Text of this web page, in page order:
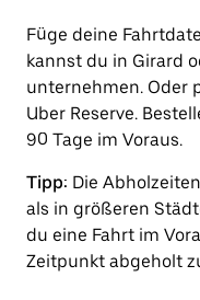
Füge deine
kannst du in Girard
unternehmen. Oder
Uber Reserve.
90 Tage im Voraus.
Tipp: Die
als in größeren
du eine Fahrt im
Zeitpunkt abgeholt